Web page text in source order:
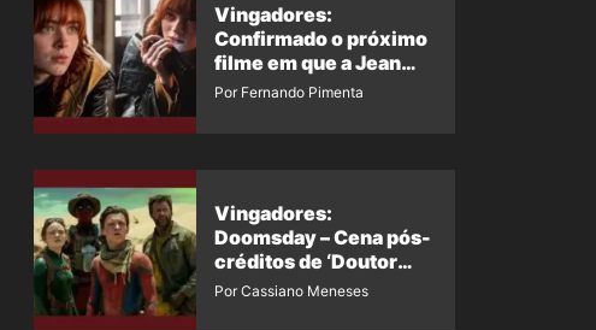
Vingadores:
Confirmado o próximo
filme em que a Jean
Grey irá aparecer
Por Fernando Pimenta
Vingadores:
Doomsday – Cena pós-
créditos de ‘Doutor
Destino’ é revelada
Por Cassiano Meneses